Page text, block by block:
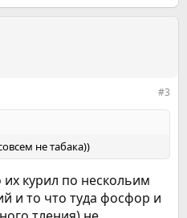
#3
не табака))
курил по нескольим
и то что туда фосфор и